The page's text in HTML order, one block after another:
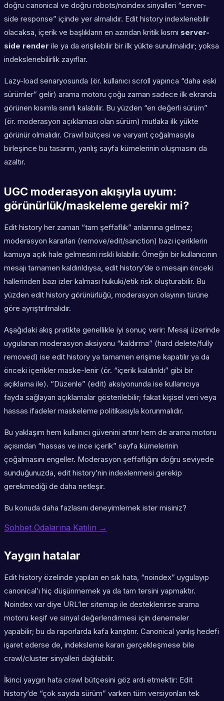
doğru canonical ve doğru robots/noindex sinyalleri “server-
side response” içinde yer almalıdır. Edit history indexlenebilir
olacaksa, içerik ve başlıkların en azından kritik kısmı server-
side render ile ya da erişilebilir bir ilk yükte sunulmalıdır; yoksa
indekslenebilirlik zayıflar.
Lazy-load senaryosunda (ör. kullanıcı scroll yapınca “daha eski
sürümler” gelir) arama motoru çoğu zaman sadece ilk ekranda
görünen kısımla sınırlı kalabilir. Bu yüzden “en değerli sürüm”
(ör. moderasyon açıklaması olan sürüm) mutlaka ilk yükte
görünür olmalıdır. Crawl bütçesi ve varyant çoğalmasıyla
birleşince bu tasarım, yanlış sayfa kümelerinin oluşmasını da
azaltır.
UGC moderasyon akışıyla uyum:
görünürlük/maskeleme gerekir mi?
Edit history her zaman “tam şeffaflık” anlamına gelmez;
moderasyon kararları (remove/edit/sanction) bazı içeriklerin
kamuya açık hale gelmesini riskli kılabilir. Örneğin bir kullanıcının
mesajı tamamen kaldırıldıysa, edit history’de o mesajın önceki
hallerinden bazı izler kalması hukuki/etik risk oluşturabilir. Bu
yüzden edit history görünürlüğü, moderasyon olayının türüne
göre ayrıştırılmalıdır.
Aşağıdaki akış pratikte genellikle iyi sonuç verir: Mesaj üzerinde
uygulanan moderasyon aksiyonu “kaldırma” (hard delete/fully
removed) ise edit history ya tamamen erişime kapatılır ya da
önceki içerikler maske-lenir (ör. “içerik kaldırıldı” gibi bir
açıklama ile). “Düzenle” (edit) aksiyonunda ise kullanıcıya
fayda sağlayan açıklamalar gösterilebilir; fakat kişisel veri veya
hassas ifadeler maskeleme politikasıyla korunmalıdır.
Bu yaklaşım hem kullanıcı güvenini artırır hem de arama motoru
açısından “hassas ve ince içerik” sayfa kümelerinin
çoğalmasını engeller. Moderasyon şeffaflığını doğru seviyede
sunduğunuzda, edit history’nin indexlenmesi gerekip
gerekmediği de daha netleşir.
Bu konuda daha fazlasını deneyimlemek ister misiniz?
Sohbet Odalarına Katılın →
Yaygın hatalar
Edit history özelinde yapılan en sık hata, “noindex” uygulayıp
canonical’ı hiç düşünmemek ya da tam tersini yapmaktır.
Noindex var diye URL’ler sitemap ile desteklenirse arama
motoru keşif ve sinyal değerlendirmesi için denemeler
yapabilir; bu da raporlarda kafa karıştırır. Canonical yanlış hedefi
işaret ederse de, indeksleme kararı gerçekleşmese bile
crawl/cluster sinyalleri dağılabilir.
İkinci yaygın hata crawl bütçesini göz ardı etmektir: Edit
history’de “çok sayıda sürüm” varken tüm versiyonları tek